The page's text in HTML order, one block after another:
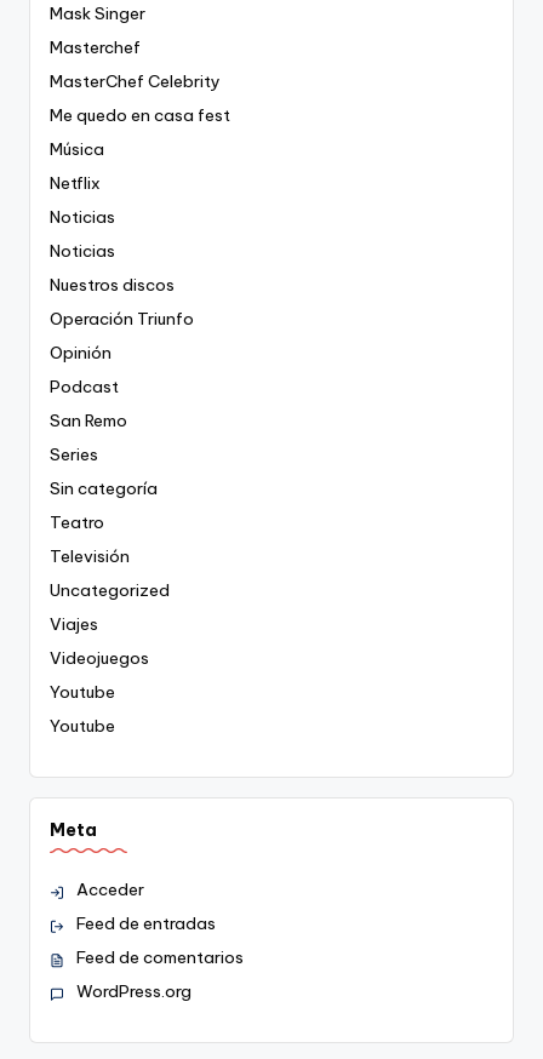
Mask Singer
Masterchef
MasterChef Celebrity
Me quedo en casa fest
Música
Netflix
Noticias
Noticias
Nuestros discos
Operación Triunfo
Opinión
Podcast
San Remo
Series
Sin categoría
Teatro
Televisión
Uncategorized
Viajes
Videojuegos
Youtube
Youtube
Meta
Acceder
Feed de entradas
Feed de comentarios
WordPress.org